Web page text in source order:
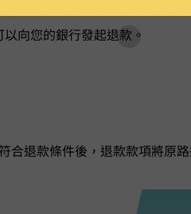
3s
向您的銀行發起退款。
合退款條件後，退款款項將原